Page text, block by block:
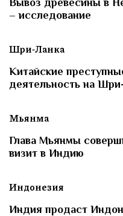
– исследование
Шри-Ланка
Китайские
деятельность на
Мьянма
Глава Мьянмы
визит в Индию
Индонезия
Индия продаст